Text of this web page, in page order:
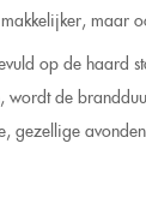
maar
op de haard
wordt de
gezellige